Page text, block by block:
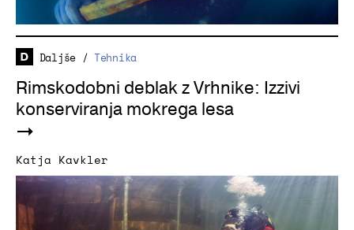
Daljše /Tehnika
Rimskodobni deblak z Vrhnike: Izzivi
konserviranja mokrega lesa
Katja Kavkler